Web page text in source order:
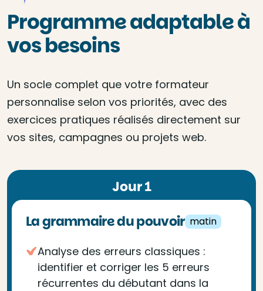
Programme adaptable à
vos besoins
Un socle complet que votre formateur
personnalise selon vos priorités, avec des
exercices pratiques réalisés directement sur
vos sites, campagnes ou projets web.
Jour 1
La grammaire du pouvoir matin
Analyse des erreurs classiques :
identifier et corriger les 5 erreurs
récurrentes du débutant dans la